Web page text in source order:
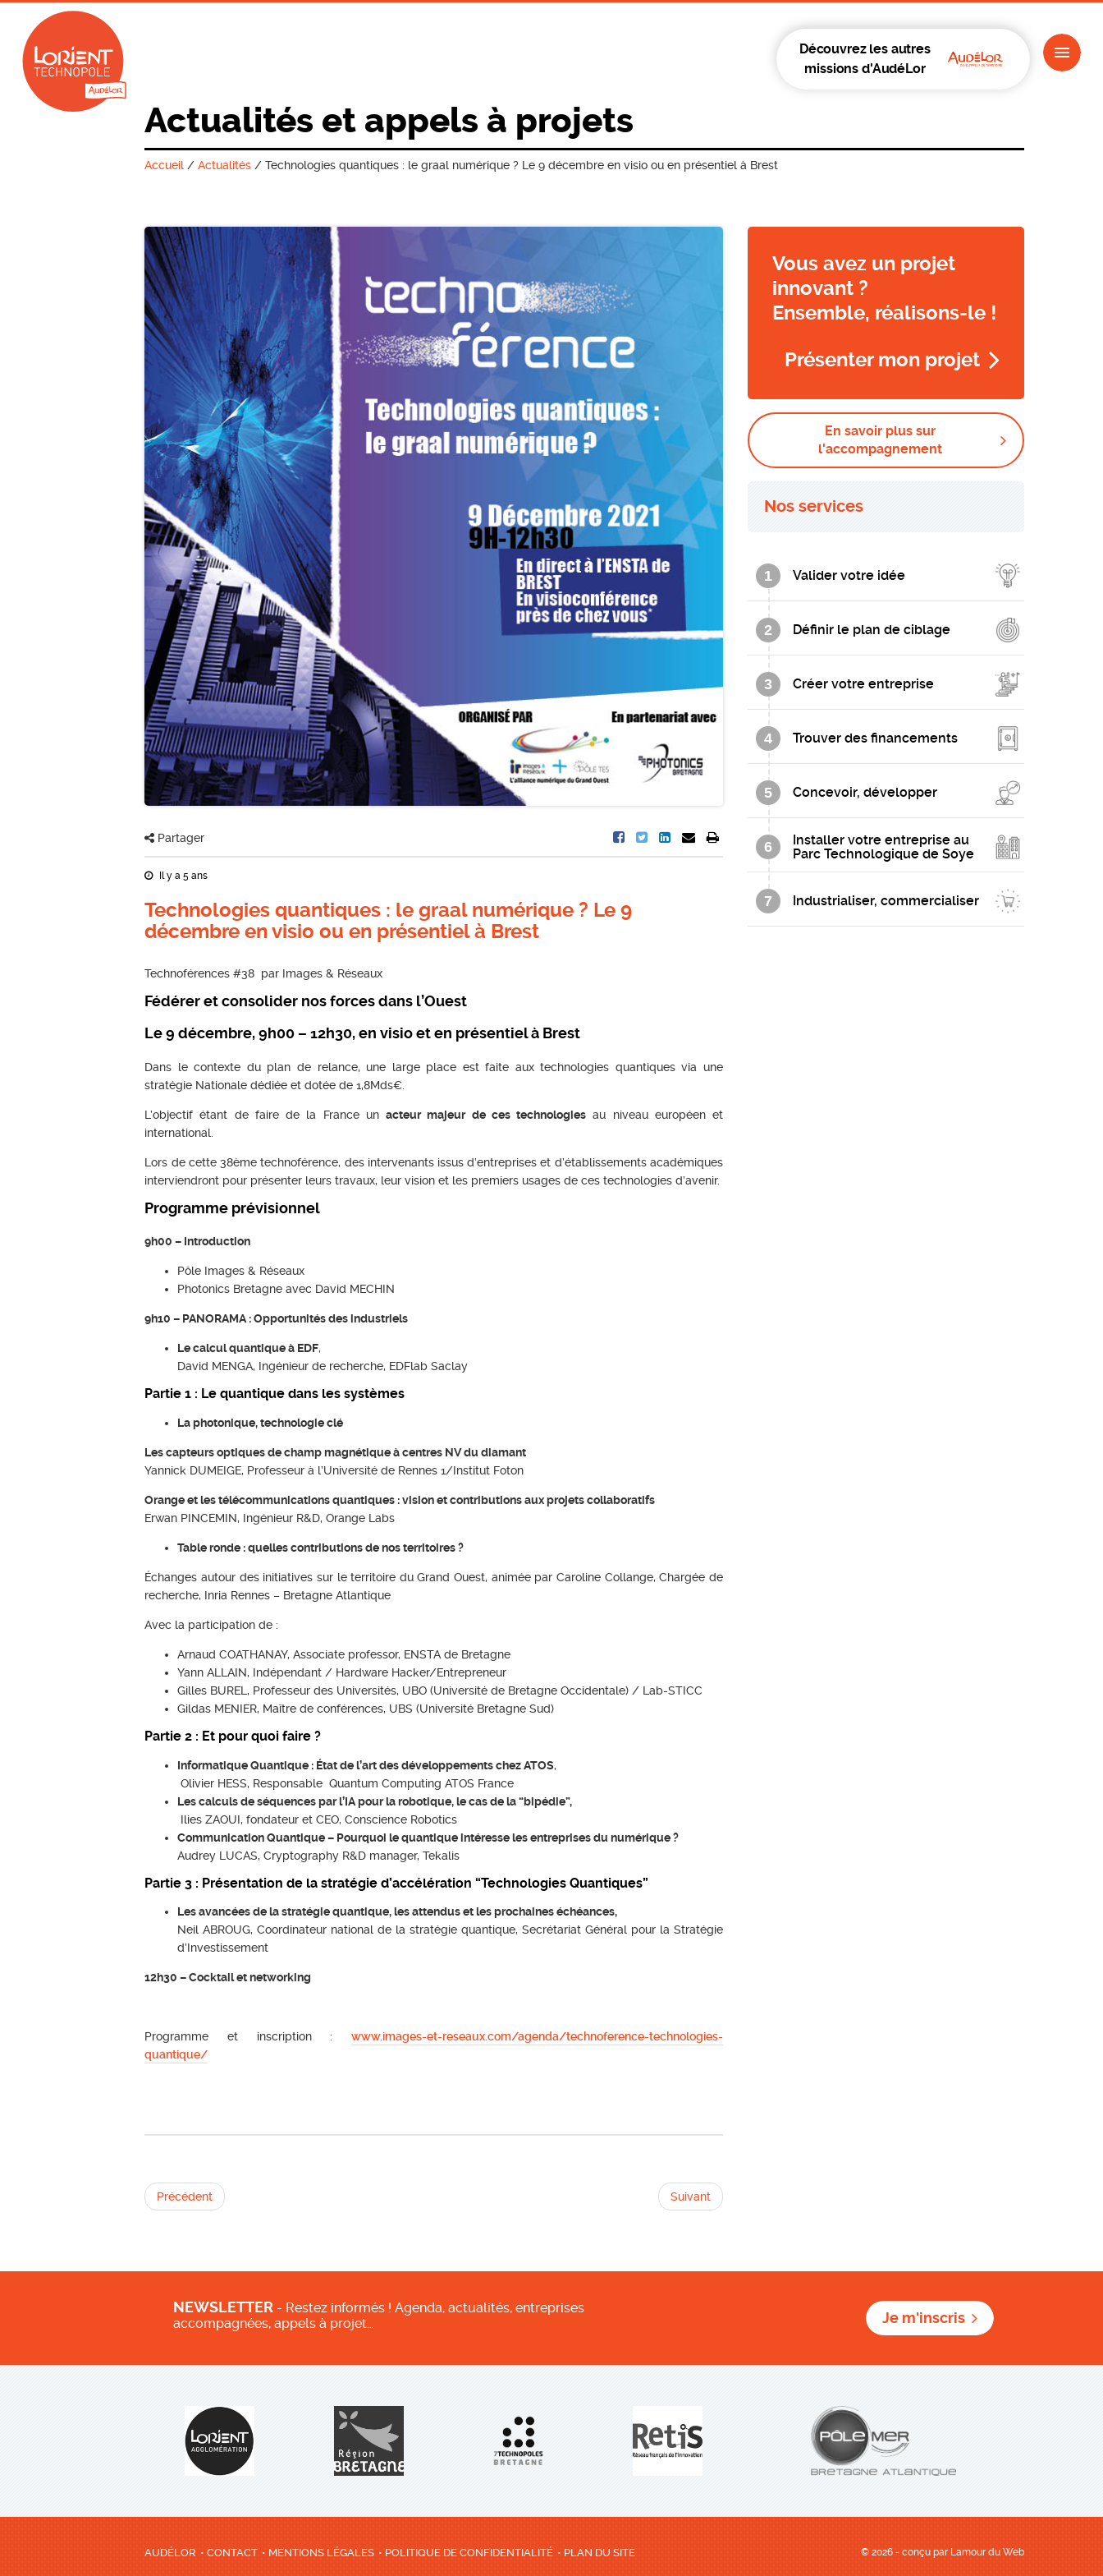
Découvrez les autres
missions d'AudéLor
Actualités et appels à projets
Accueil /Actualités /Technologies quantiques : le graal numérique ? Le 9 décembre en visio ou en présentiel à Brest
Partager
Il y a 5 ans
Technologies quantiques : le graal numérique ? Le 9
décembre en visio ou en présentiel à Brest
Technoférences #38 par Images & Réseaux
Fédérer et consolider nos forces dans l’Ouest
Le 9 décembre, 9h00 – 12h30, en visio et en présentiel à Brest
Dans le contexte du plan de relance, une large place est faite aux technologies quantiques via une
stratégie Nationale dédiée et dotée de 1,8Mds€.
L’objectif étant de faire de la France unacteur majeur de ces technologies au niveau européen et
international.
Lors de cette 38ème technoférence, des intervenants issus d’entreprises et d’établissements académiques
interviendront pour présenter leurs travaux, leur vision et les premiers usages de ces technologies d’avenir.
Programme prévisionnel
9h00 – Introduction
Pôle Images & Réseaux
Photonics Bretagne avec David MECHIN
9h10 – PANORAMA : Opportunités des industriels
Le calcul quantique à EDF,
David MENGA, Ingénieur de recherche, EDFlab Saclay
Partie 1 : Le quantique dans les systèmes
La photonique, technologie clé
Les capteurs optiques de champ magnétique à centres NV du diamant
Yannick DUMEIGE, Professeur à l’Université de Rennes 1/Institut Foton
Orange et les télécommunications quantiques : vision et contributions aux projets collaboratifs
Erwan PINCEMIN, Ingénieur R&D, Orange Labs
Table ronde : quelles contributions de nos territoires ?
Échanges autour des initiatives sur le territoire du Grand Ouest, animée par Caroline Collange, Chargée de
recherche, Inria Rennes – Bretagne Atlantique
Avec la participation de :
Arnaud COATHANAY, Associate professor, ENSTA de Bretagne
Yann ALLAIN, Indépendant / Hardware Hacker/Entrepreneur
Gilles BUREL, Professeur des Universités, UBO (Université de Bretagne Occidentale) / Lab-STICC
Gildas MENIER, Maître de conférences, UBS (Université Bretagne Sud)
Partie 2 : Et pour quoi faire ?
Informatique Quantique : État de l’art des développements chez ATOS,
Olivier HESS, Responsable Quantum Computing ATOS France
Les calculs de séquences par l’IA pour la robotique, le cas de la “bipédie”,
Ilies ZAOUI, fondateur et CEO, Conscience Robotics
Communication Quantique – Pourquoi le quantique intéresse les entreprises du numérique ?
Audrey LUCAS, Cryptography R&D manager, Tekalis
Partie 3 : Présentation de la stratégie d’accélération “Technologies Quantiques”
Les avancées de la stratégie quantique, les attendus et les prochaines échéances,
Neil ABROUG, Coordinateur national de la stratégie quantique, Secrétariat Général pour la Stratégie
d’Investissement
12h30 – Cocktail et networking
Programme et inscription : www.images-et-reseaux.com/agenda/technoference-technologies-
quantique/
Précédent Suivant
Vous avez un projet
innovant ?
Ensemble, réalisons-le !
Présenter mon projet
En savoir plus sur
l'accompagnement
Nos services
1 Valider votre idée
2 Définir le plan de ciblage
3 Créer votre entreprise
4 Trouver des financements
5 Concevoir, développer
6
Installer votre entreprise au
Parc Technologique de Soye
7 Industrialiser, commercialiser
NEWSLETTER - Restez informés ! Agenda, actualités, entreprises
accompagnées, appels à projet…
Je m'inscris
AUDÉLOR CONTACT MENTIONS LÉGALES POLITIQUE DE CONFIDENTIALITÉ PLAN DU SITE © 2026 - conçu par Lamour du Web